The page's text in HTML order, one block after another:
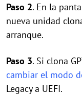
Paso 2. En la
nueva unidad
arranque.
Paso 3. Si clona
cambiar el modo
Legacy a UEFI.